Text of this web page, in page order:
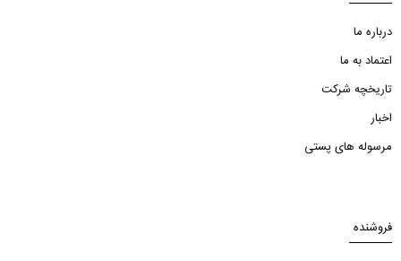
درباره ما
اعتماد به ما
تاریخچه شرکت
اخبار
مرسوله های پستی
فروشنده